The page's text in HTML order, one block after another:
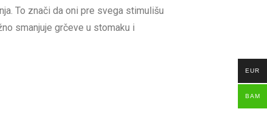
To znači da oni pre svega stimulišu
smanjuje grčeve u stomaku i
EUR
BAM